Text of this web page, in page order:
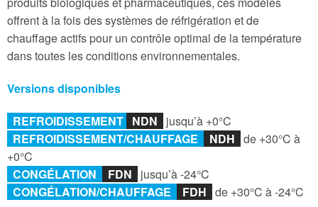
offrent à la fois des systèmes de réfrigération et de
chauffage actifs pour un contrôle optimal de la température
dans toutes les conditions environnementales.
Versions disponibles
REFROIDISSEMENT NDN
jusqu’à +0°C
REFROIDISSEMENT/CHAUFFAGE NDH de +30°C à
+0°C
CONGÉLATION
FDN
jusqu’à -24°C
CONGÉLATION/CHAUFFAGE
FDH de +30°C à -24°C